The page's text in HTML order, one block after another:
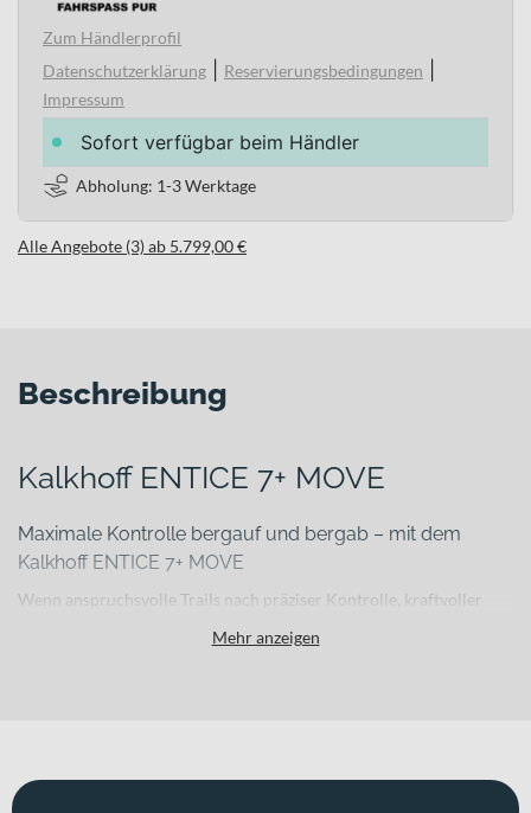
Zum Händlerprofil
Datenschutzerklärung
Reservierungsbedingungen
Impressum
Sofort verfügbar beim Händler
Abholung: 1-3 Werktage
Alle Angebote (3) ab 5.799,00 €
Beschreibung
Kalkhoff ENTICE 7+ MOVE
Maximale Kontrolle bergauf und bergab – mit dem
Kalkhoff ENTICE 7+ MOVE
Wenn anspruchsvolle Trails nach präziser Kontrolle, kraftvoller
brauchst Du ein E-Mountainbike, das genau dafür gebaut ist. Das
Mehr anzeigen